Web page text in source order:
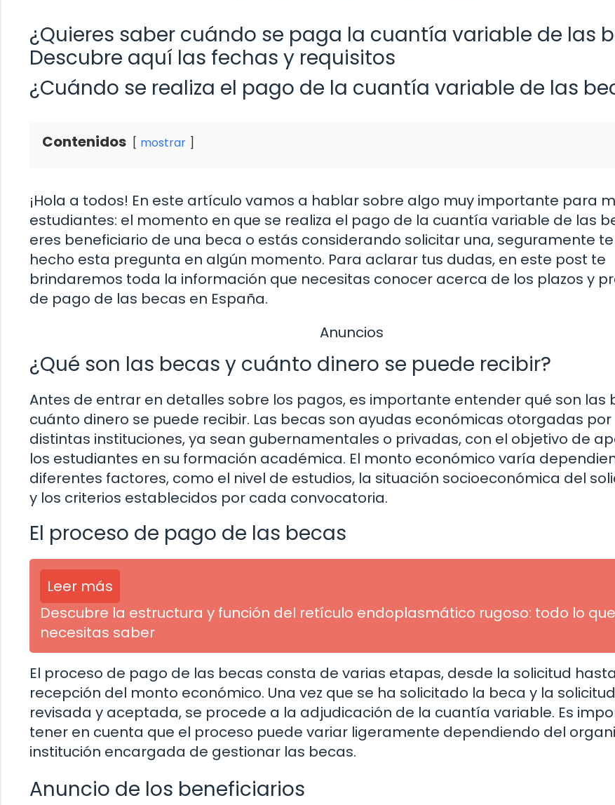
¿Quieres saber cuándo se paga la cuantía variable de las
Descubre aquí las fechas y requisitos
¿Cuándo se realiza el pago de la cuantía variable de las
Contenidos mostrar
¡Hola a todos! En este artículo vamos a hablar sobre algo muy importante para
estudiantes: el momento en que se realiza el pago de la cuantía variable de las
eres beneficiario de una beca o estás considerando solicitar una, seguramente
hecho esta pregunta en algún momento. Para aclarar tus dudas, en este post te
brindaremos toda la información que necesitas conocer acerca de los plazos y
de pago de las becas en España.
Anuncios
¿Qué son las becas y cuánto dinero se puede recibir?
Antes de entrar en detalles sobre los pagos, es importante entender qué son las
cuánto dinero se puede recibir. Las becas son ayudas económicas otorgadas por
distintas instituciones, ya sean gubernamentales o privadas, con el objetivo de
los estudiantes en su formación académica. El monto económico varía
diferentes factores, como el nivel de estudios, la situación socioeconómica del
y los criterios establecidos por cada convocatoria.
El proceso de pago de las becas
Leer más
Descubre la estructura y función del retículo endoplasmático rugoso: todo lo que
necesitas saber
El proceso de pago de las becas consta de varias etapas, desde la solicitud
recepción del monto económico. Una vez que se ha solicitado la beca y la
revisada y aceptada, se procede a la adjudicación de la cuantía variable. Es
tener en cuenta que el proceso puede variar ligeramente dependiendo del
institución encargada de gestionar las becas.
Anuncio de los beneficiarios